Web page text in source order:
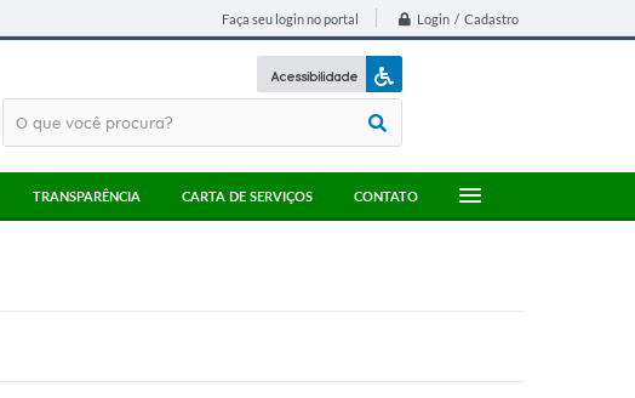
Faça seu login no portal Login / Cadastro
Acessibilidade A+
TRANSPARÊNCIA CARTA DE SERVIÇOS CONTATO